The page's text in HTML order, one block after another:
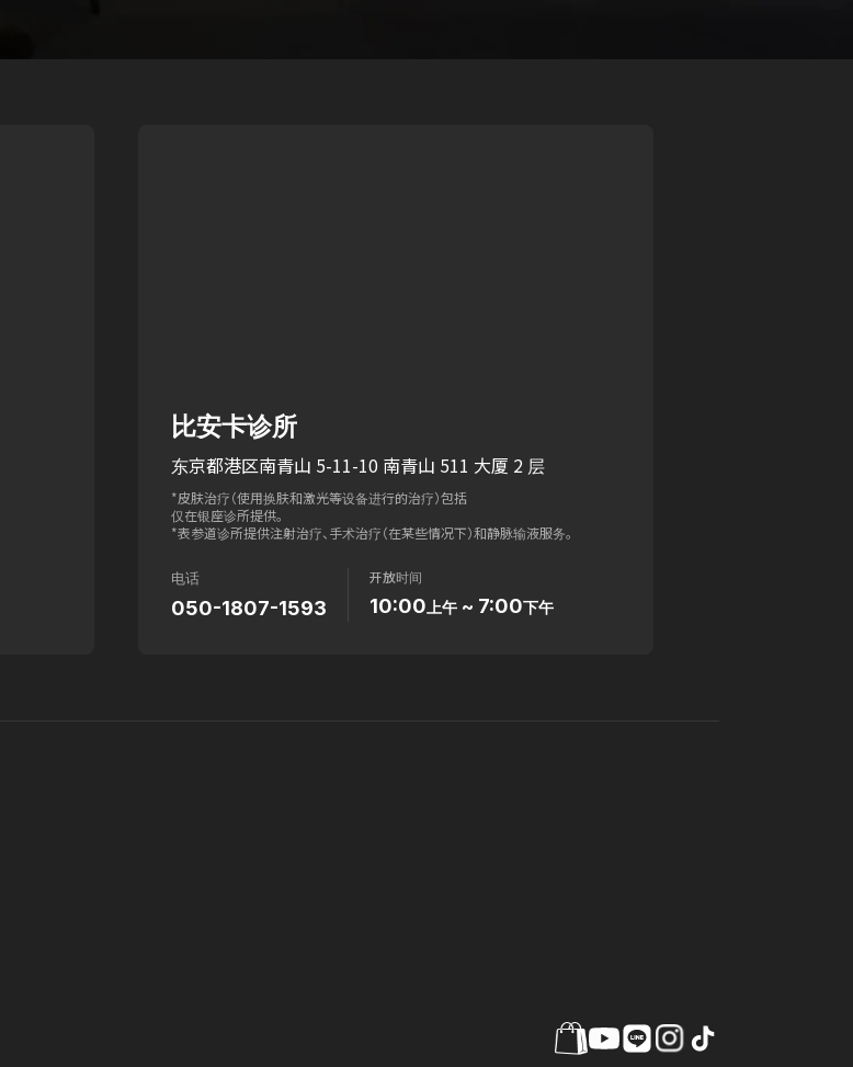
比安卡诊所
东京都港区南青山 5-11-10 南青山 511 大厦 2 层
*皮肤治疗（使用换肤和激光等设备进行的治疗）包括
仅在银座诊所提供。
*表参道诊所提供注射治疗、手术治疗（在某些情况下）和静脉输液服务。
电话
050-1807-1593
开放时间
10:00 上午 ~ 7:00下午